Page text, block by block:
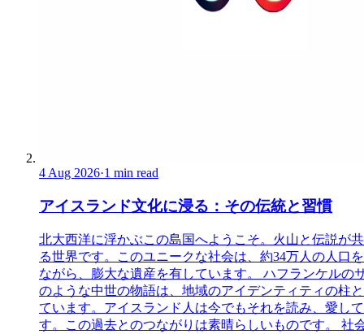
4 Aug 2026·1 min read
アイスランド文化に浸る：その伝統と習慣
北大西洋に浮かぶこの島国へようこそ。火山と伝説が
る世界です。このユニークな社会は、約34万人の人口
ながら、膨大な遺産を有しています。 ハフランケルの
のような中世の物語は、地域のアイデンティティの柱
ています。アイスランド人は今でもそれを読み、愛し
す。この過去とのつながりは素晴らしいものです。 社